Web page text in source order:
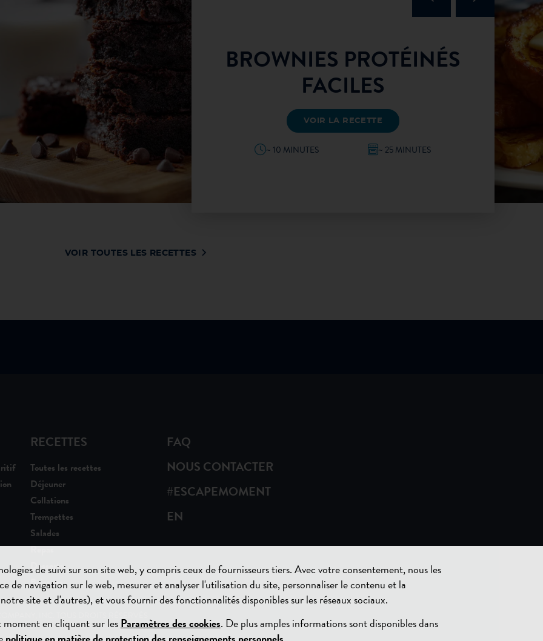
MAISON DE
PROTÉINÉ
20–25 MINUTES
BROWNIES PROTÉINÉS
FACILES
VOIR LA RECETTE
~ 10 MINUTES ~ 25 MINUTES
VOIR TOUTES LES RECETTES
RECETTES
Toutes les recettes
Déjeuner
Collations
Trempettes
Salades
Repas
Desserts
Boissons
FAQ
NOUS CONTACTER
#ESCAPEMOMENT
EN
de suivi sur son site web, y compris ceux de fournisseurs tiers. Avec votre consentement, nous les
de navigation sur le web, mesurer et analyser l'utilisation du site, personnaliser le contenu et la
site et d'autres), et vous fournir des fonctionnalités disponibles sur les réseaux sociaux.
moment en cliquant sur lesParamètres des cookies. De plus amples informations sont disponibles dans